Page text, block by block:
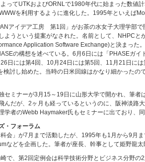
ってUTKおよびORNLで1980年代に始まった数値
を利用するように進化した。1995年といえば
アイデア工房 第1回」がお茶の水女子大理学部
ようという提案がなされた。名前として、NHPC
Application Software Exchange)と決まった
の構想を述べている。6月6日には「PHASEガ
日には第4回、10月24日には第5回、11月21日に
検討し始めた。当時の日米回線はかなり細かった
セミナーが3月15～19日に山形大学で開かれ、筆
んだが、2ヶ月も経っているというのに、阪神淡
学者のWebb Haymaker氏もセミナーに出ており
・フォーラム
会」が7月まで活動したが、1995年も1月から9月
などを企画した。筆者が座長、幹事として姫野龍
で、第2回定例会は科学技術分野とビジネス分野